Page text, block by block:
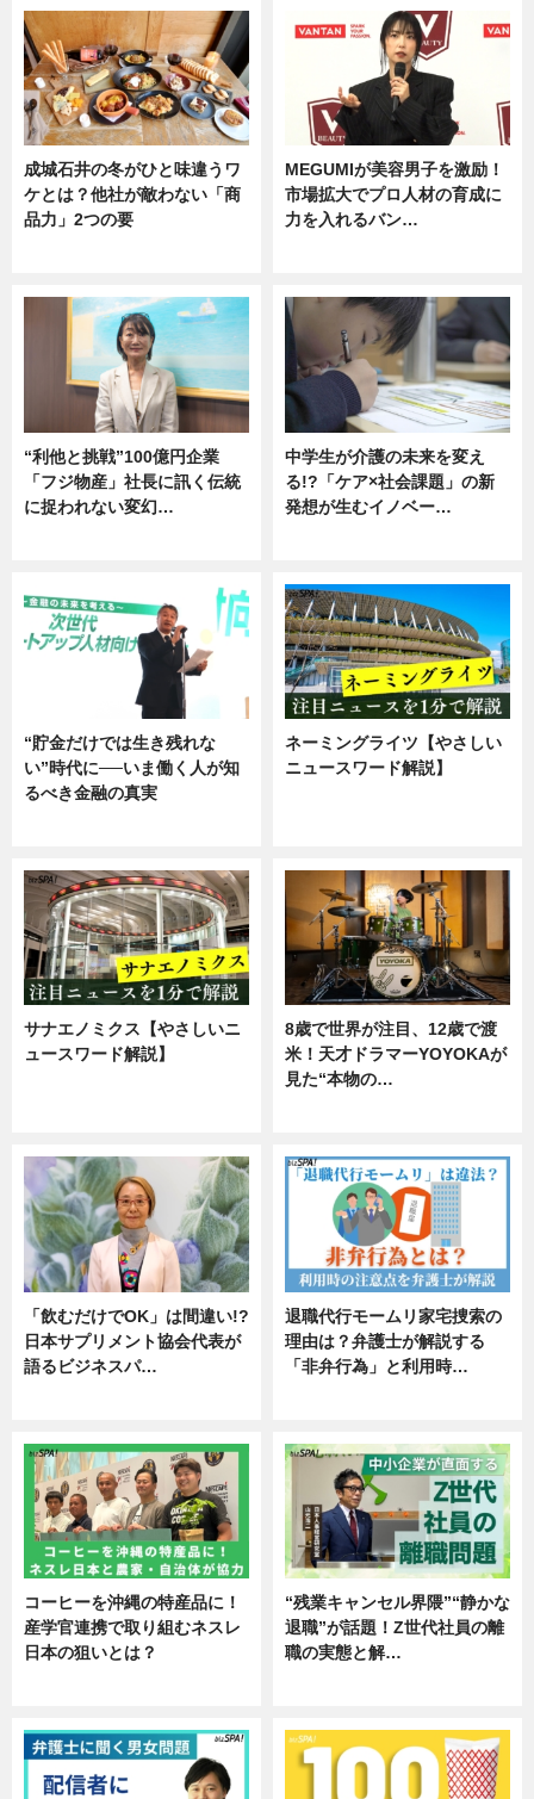
成城石井の冬がひと味違うワ
ケとは？他社が敵わない「商
品力」2つの要
MEGUMIが美容男子を激励！
市場拡大でプロ人材の育成に
力を入れるバン…
“利他と挑戦”100億円企業
「フジ物産」社長に訊く伝統
に捉われない変幻…
中学生が介護の未来を変え
る!?「ケア×社会課題」の新
発想が生むイノベー…
“貯金だけでは生き残れな
い”時代に──いま働く人が知
るべき金融の真実
ネーミングライツ【やさしい
ニュースワード解説】
サナエノミクス【やさしいニ
ュースワード解説】
8歳で世界が注目、12歳で渡
米！天才ドラマーYOYOKAが
見た“本物の…
「飲むだけでOK」は間違い!?
日本サプリメント協会代表が
語るビジネスパ…
退職代行モームリ家宅捜索の
理由は？弁護士が解説する
「非弁行為」と利用時…
コーヒーを沖縄の特産品に！
産学官連携で取り組むネスレ
日本の狙いとは？
“残業キャンセル界隈”“静かな
退職”が話題！Z世代社員の離
職の実態と解…